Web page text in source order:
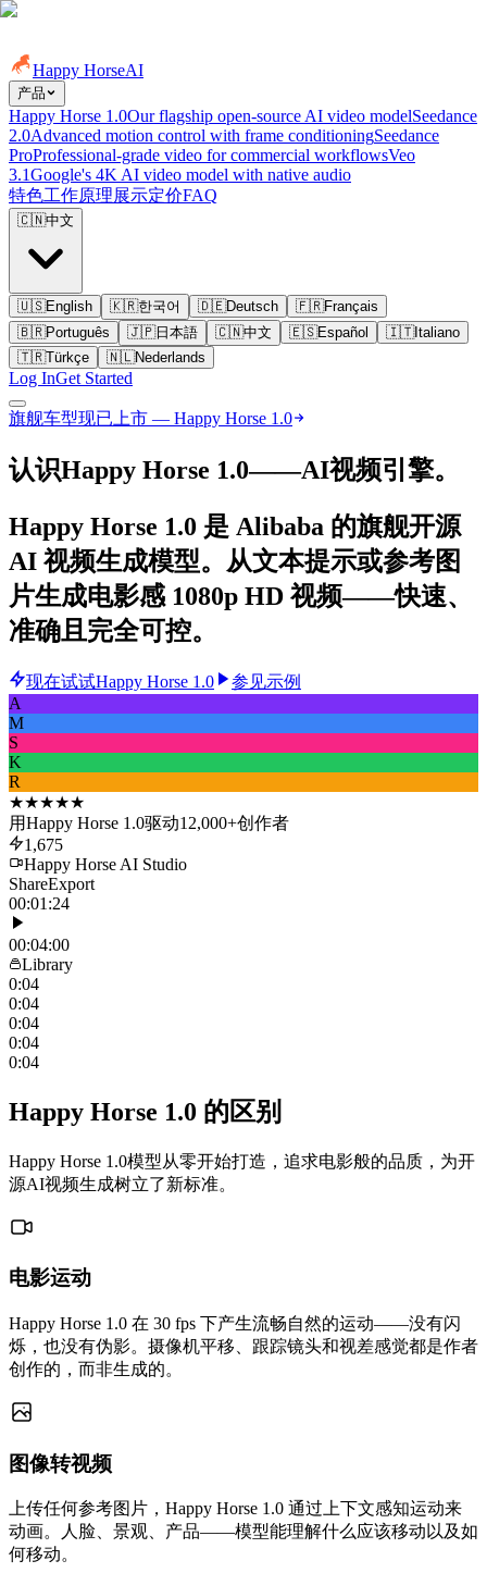
Happy HorseAI
产品
Happy Horse 1.0Our flagship open-source AI video modelSeedance
2.0Advanced motion control with frame conditioningSeedance
ProProfessional-grade video for commercial workflowsVeo
3.1Google's 4K AI video model with native audio
特色工作原理展示定价FAQ
🇨🇳中文
🇺🇸English 🇰🇷한국어 🇩🇪Deutsch 🇫🇷Français
🇧🇷Português 🇯🇵日本語 🇨🇳中文 🇪🇸Español 🇮🇹Italiano
🇹🇷Türkçe 🇳🇱Nederlands
Log InGet Started
旗舰车型现已上市 — Happy Horse 1.0
认识Happy Horse 1.0——AI视频引擎。
Happy Horse 1.0 是 Alibaba 的旗舰开源
AI 视频生成模型。从文本提示或参考图
片生成电影感 1080p HD 视频——快速、
准确且完全可控。
现在试试Happy Horse 1.0
参见示例
A
M
S
K
R
★★★★★
用Happy Horse 1.0驱动12,000+创作者
1,675
Happy Horse AI Studio
ShareExport
00:01:24
00:04:00
Library
0:04
0:04
0:04
0:04
0:04
Happy Horse 1.0 的区别
Happy Horse 1.0模型从零开始打造，追求电影般的品质，为开
源AI视频生成树立了新标准。
电影运动
Happy Horse 1.0 在 30 fps 下产生流畅自然的运动——没有闪
烁，也没有伪影。摄像机平移、跟踪镜头和视差感觉都是作者
创作的，而非生成的。
图像转视频
上传任何参考图片，Happy Horse 1.0 通过上下文感知运动来
动画。人脸、景观、产品——模型能理解什么应该移动以及如
何移动。